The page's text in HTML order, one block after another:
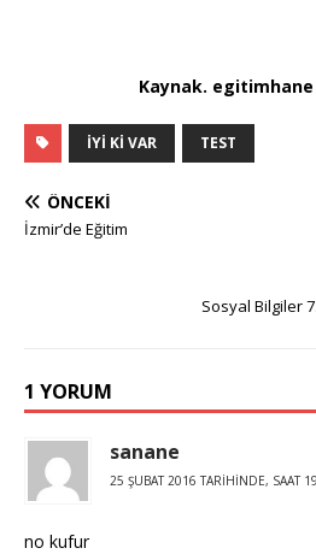
Kaynak.
IYI KI VAR TEST
ÖNCEKI
İzmir’de Eğitim
Sosyal Bilgiler
1 YORUM
sanane
25 ŞUBAT 2016 TARIHINDE, SAAT
no kufur